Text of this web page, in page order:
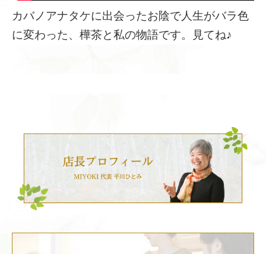
カバノアナタケに出会ったお陰で人生がバラ色
に変わった、樺茶と私の物語です。見てね♪